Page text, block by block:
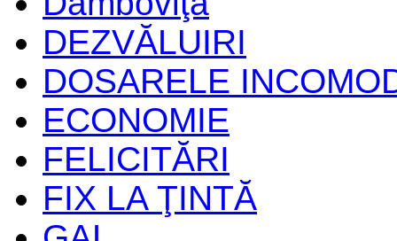
DEZVĂLUIRI
DOSARELE
ECONOMIE
FELICITĂRI
FIX LA ŢINTĂ